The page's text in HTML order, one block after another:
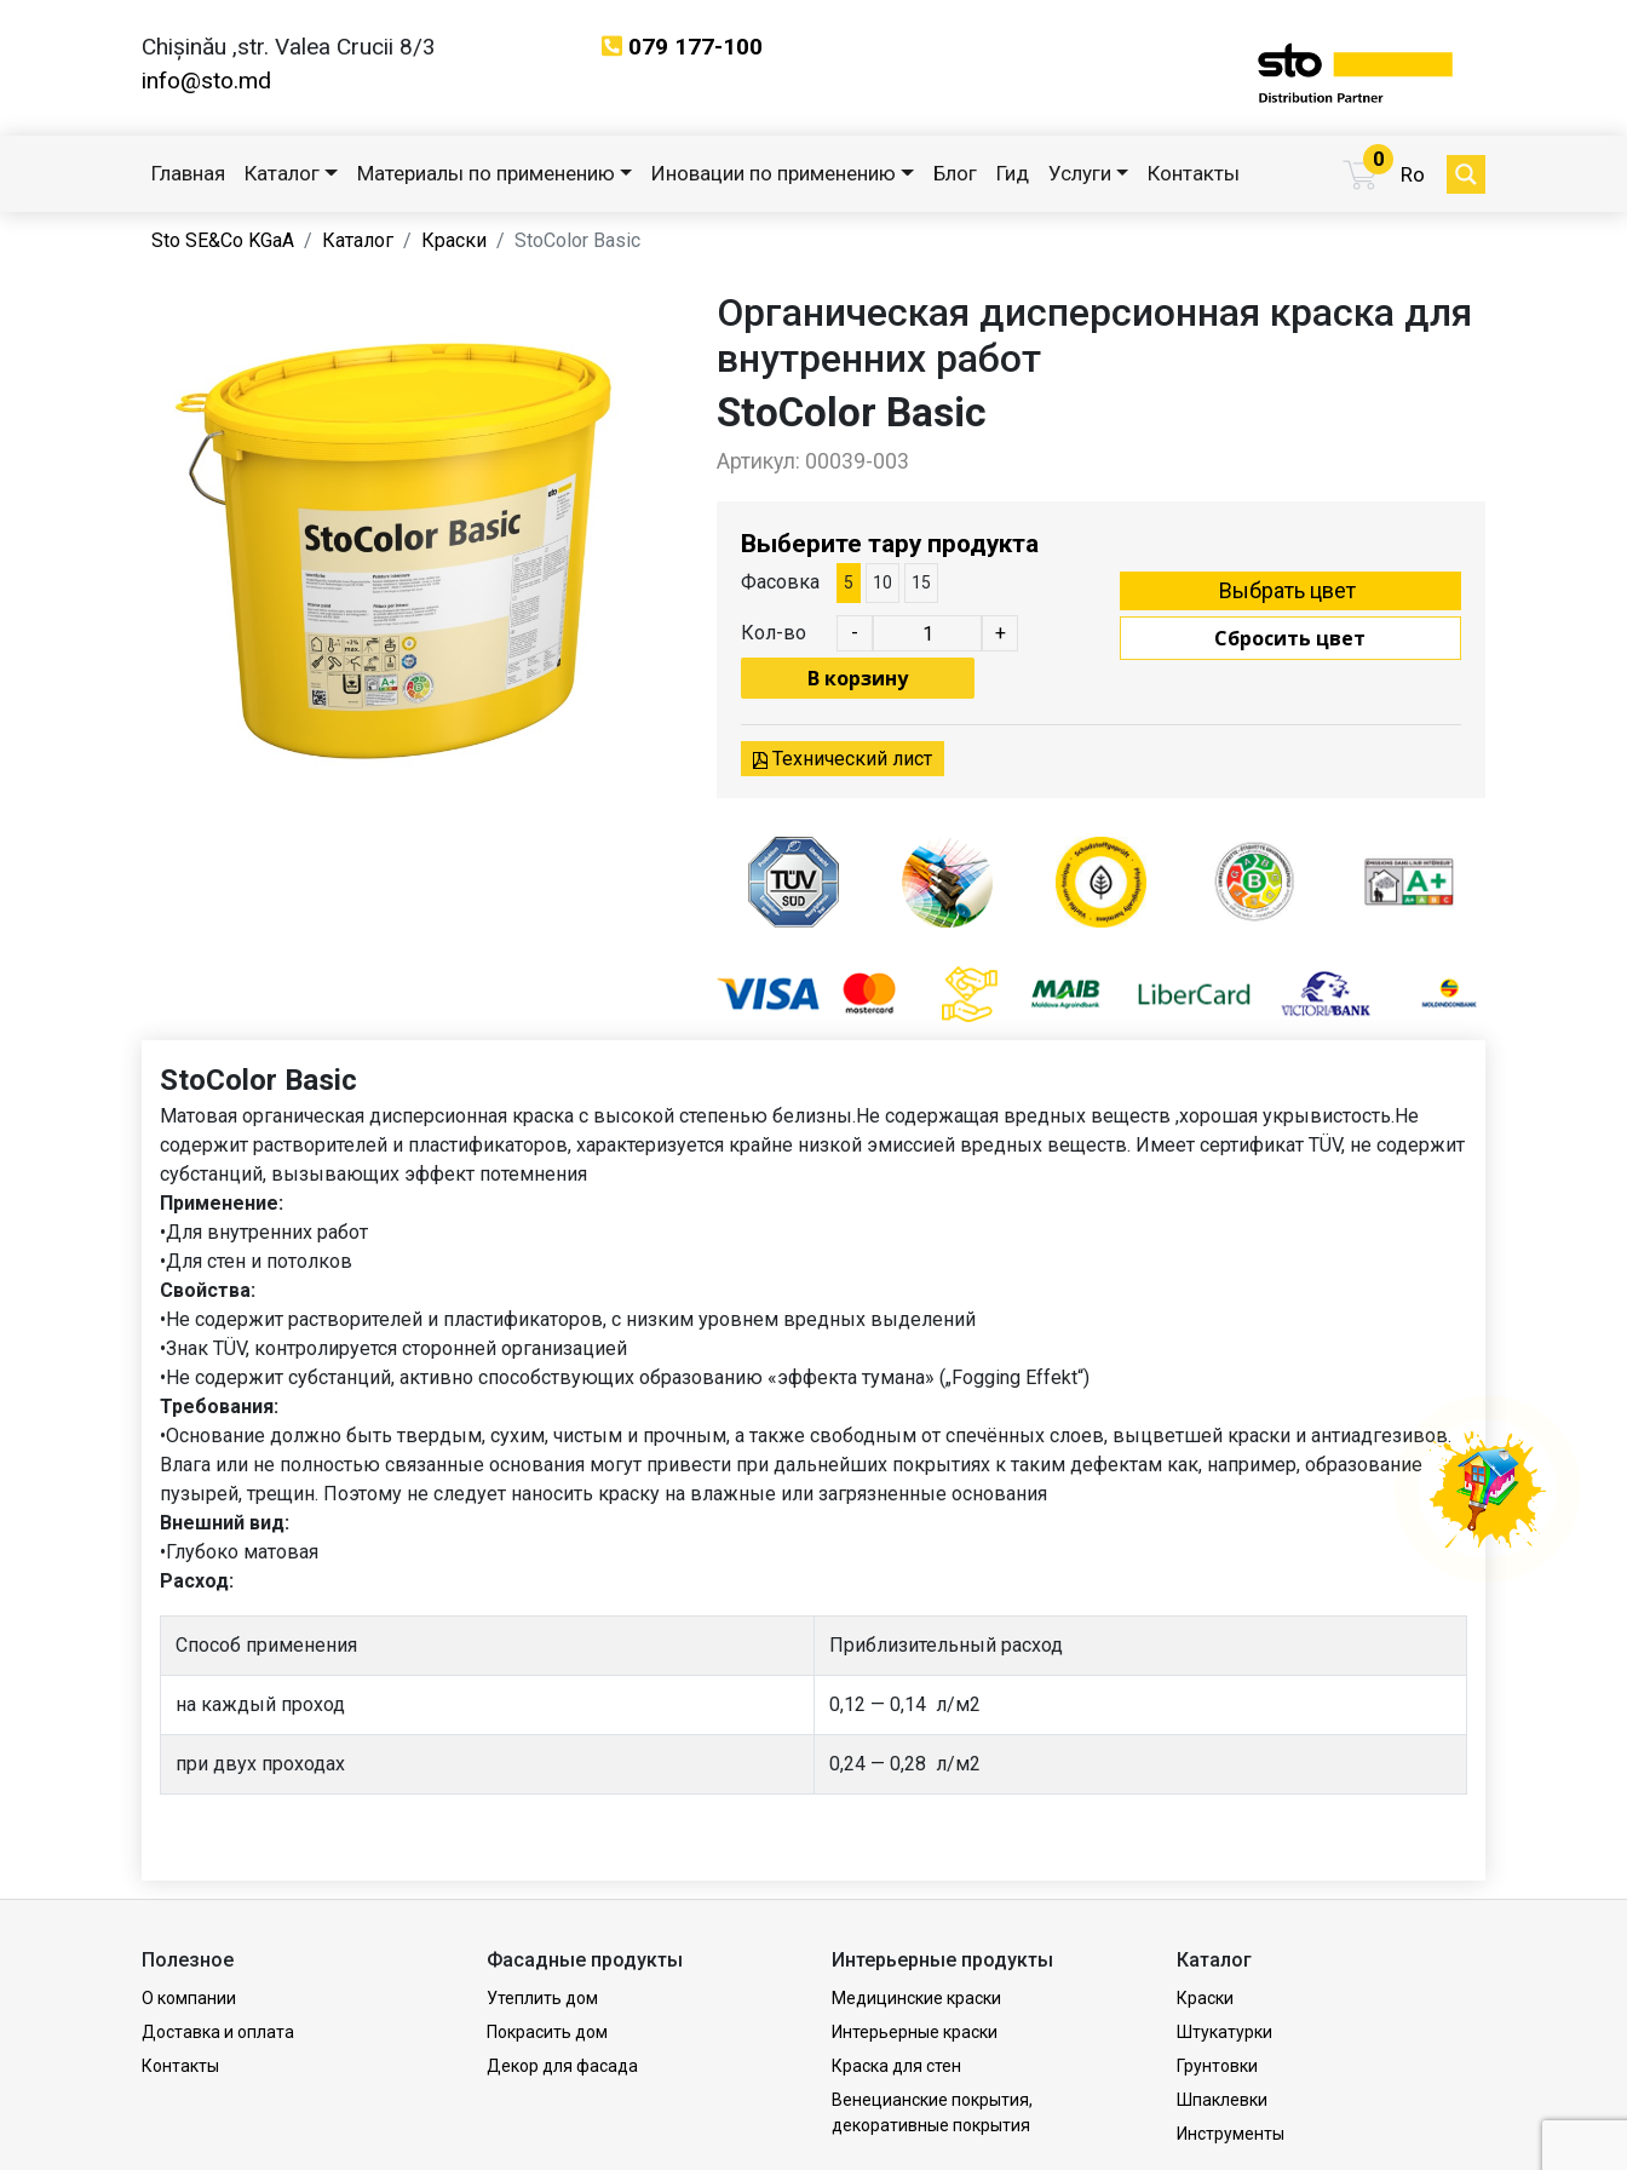
Chișinău ,str. Valea Crucii 8/3
info@sto.md
079 177-100
Главная Каталог Материалы по применению Иновации по применению Блог Гид Услуги Контакты
0
Ro
Sto SE&Co KGaA Каталог Краски StoColor Basic
Органическая дисперсионная краска для
внутренних работ
StoColor Basic
Артикул: 00039-003
Выберите тару продукта
Фасовка 5 10 15
Кол-во - +
В корзину
Сбросить цвет
Технический лист
StoColor Basic
Матовая органическая дисперсионная краска с высокой степенью белизны.Не содержащая вредных веществ ,хорошая укрывистость.Не
содержит растворителей и пластификаторов, характеризуется крайне низкой эмиссией вредных веществ. Имеет сертификат TÜV, не содержит
субстанций, вызывающих эффект потемнения
Применение:
•Для внутренних работ
•Для стен и потолков
Свойства:
•Не содержит растворителей и пластификаторов, с низким уровнем вредных выделений
•Знак TÜV, контролируется сторонней организацией
•Не содержит субстанций, активно способствующих образованию «эффекта тумана» („Fogging Effekt“)
Требования:
•Основание должно быть твердым, сухим, чистым и прочным, а также свободным от спечённых слоев, выцветшей краски и антиадгезивов.
Влага или не полностью связанные основания могут привести при дальнейших покрытиях к таким дефектам как, например, образование
пузырей, трещин. Поэтому не следует наносить краску на влажные или загрязненные основания
Внешний вид:
•Глубоко матовая
Расход:
Способ применения Приблизительный расход
на каждый проход 0,12 — 0,14 л/м2
при двух проходах 0,24 — 0,28 л/м2
Полезное
О компании
Доставка и оплата
Контакты
Фасадные продукты
Утеплить дом
Покрасить дом
Декор для фасада
Интерьерные продукты
Медицинские краски
Интерьерные краски
Краска для стен
Венецианские покрытия,
декоративные покрытия
Каталог
Краски
Штукатурки
Грунтовки
Шпаклевки
Инструменты